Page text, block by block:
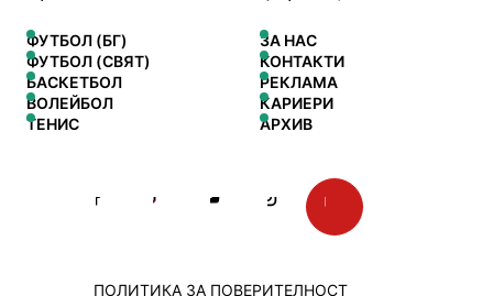
ФУТБОЛ (БГ)
ФУТБОЛ (СВЯТ)
БАСКЕТБОЛ
ВОЛЕЙБОЛ
ТЕНИС
ЗА НАС
КОНТАКТИ
РЕКЛАМА
КАРИЕРИ
АРХИВ
ПОЛИТИКА ЗА ПОВЕРИТЕЛНОСТ